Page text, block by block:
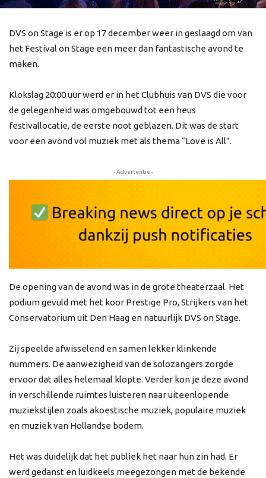
DVS on Stage is er op 17 december weer in geslaagd om van
het Festival on Stage een meer dan fantastische avond te
maken.
Klokslag 20:00 uur werd er in het Clubhuis van DVS die voor
de gelegenheid was omgebouwd tot een heus
festivallocatie, de eerste noot geblazen. Dit was de start
voor een avond vol muziek met als thema “Love is All”.
- Advertentie -
De opening van de avond was in de grote theaterzaal. Het
podium gevuld met het koor Prestige Pro, Strijkers van het
Conservatorium uit Den Haag en natuurlijk DVS on Stage.
Zij speelde afwisselend en samen lekker klinkende
nummers. De aanwezigheid van de solozangers zorgde
ervoor dat alles helemaal klopte. Verder kon je deze avond
in verschillende ruimtes luisteren naar uiteenlopende
muziekstijlen zoals akoestische muziek, populaire muziek
en muziek van Hollandse bodem.
Het was duidelijk dat het publiek het naar hun zin had. Er
werd gedanst en luidkeels meegezongen met de bekende